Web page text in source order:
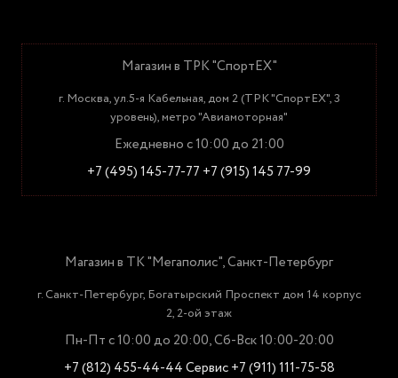
Магазин в ТРК "СпортЕХ"
г. Москва, ул.5-я Кабельная, дом 2 (ТРК "СпортЕХ", 3
уровень), метро "Авиамоторная"
Ежедневно с 10:00 до 21:00
+7 (495) 145-77-77 +7 (915) 145 77-99
Магазин в ТК "Мегаполис", Санкт-Петербург
г. Санкт-Петербург, Богатырский Проспект дом 14 корпус
2, 2-ой этаж
Пн-Пт с 10:00 до 20:00, Сб-Вск 10:00-20:00
+7 (812) 455-44-44Сервис +7 (911) 111-75-58